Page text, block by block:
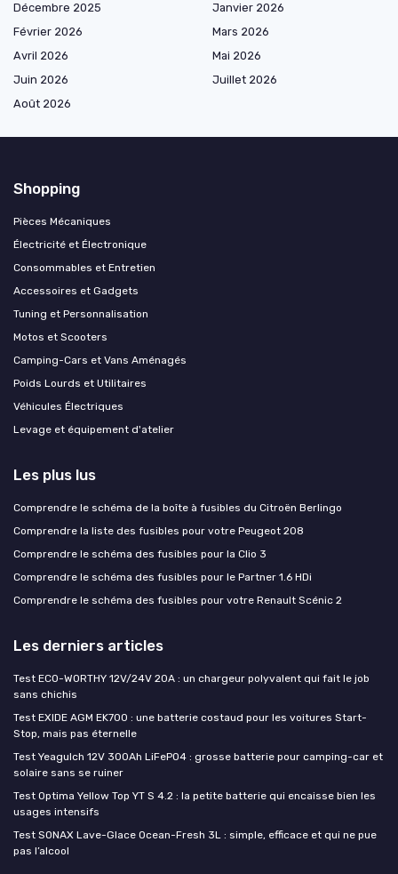
Décembre 2025
Janvier 2026
Février 2026
Mars 2026
Avril 2026
Mai 2026
Juin 2026
Juillet 2026
Août 2026
Shopping
Pièces Mécaniques
Électricité et Électronique
Consommables et Entretien
Accessoires et Gadgets
Tuning et Personnalisation
Motos et Scooters
Camping-Cars et Vans Aménagés
Poids Lourds et Utilitaires
Véhicules Électriques
Levage et équipement d'atelier
Les plus lus
Comprendre le schéma de la boîte à fusibles du Citroën Berlingo
Comprendre la liste des fusibles pour votre Peugeot 208
Comprendre le schéma des fusibles pour la Clio 3
Comprendre le schéma des fusibles pour le Partner 1.6 HDi
Comprendre le schéma des fusibles pour votre Renault Scénic 2
Les derniers articles
Test ECO-WORTHY 12V/24V 20A : un chargeur polyvalent qui fait le job
sans chichis
Test EXIDE AGM EK700 : une batterie costaud pour les voitures Start-
Stop, mais pas éternelle
Test Yeagulch 12V 300Ah LiFePO4 : grosse batterie pour camping-car et
solaire sans se ruiner
Test Optima Yellow Top YT S 4.2 : la petite batterie qui encaisse bien les
usages intensifs
Test SONAX Lave-Glace Ocean-Fresh 3L : simple, efficace et qui ne pue
pas l’alcool